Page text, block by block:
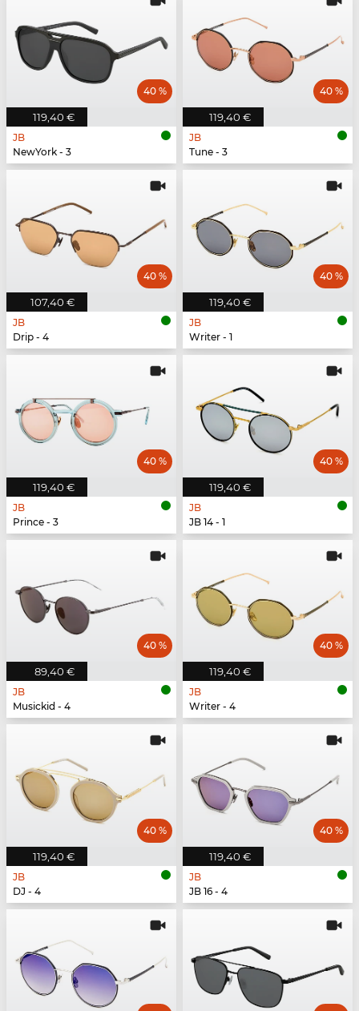
119,40 €
40 %
JB
NewYork - 3
119,40 €
40 %
JB
Tune - 3
107,40 €
40 %
JB
Drip - 4
119,40 €
40 %
JB
Writer - 1
119,40 €
40 %
JB
Prince - 3
119,40 €
40 %
JB
JB 14 - 1
89,40 €
40 %
JB
Musickid - 4
119,40 €
40 %
JB
Writer - 4
119,40 €
40 %
JB
DJ - 4
119,40 €
40 %
JB
JB 16 - 4